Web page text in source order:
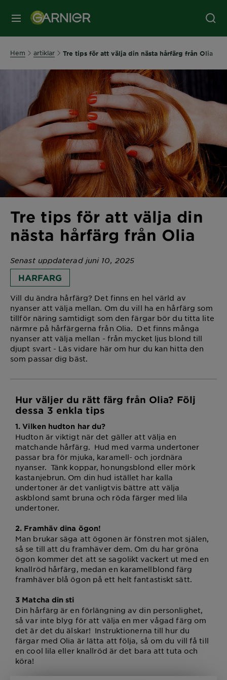
MENY
Hem artiklar Tre tips för att välja din nästa hårfärg från Olia
Tre tips för att välja din
nästa hårfärg från Olia
Senast uppdaterad juni 10, 2025
HARFARG
Vill du ändra hårfärg? Det finns en hel värld av
nyanser att välja mellan. Om du vill ha en hårfärg som
tillför näring samtidigt som den färgar bör du titta lite
närmre på hårfärgerna från Olia. Det finns många
nyanser att välja mellan - från mycket ljus blond till
djupt svart - Läs vidare här om hur du kan hitta den
som passar dig bäst.
Hur väljer du rätt färg från Olia? Följ
dessa 3 enkla tips
1. Vilken hudton har du?
Hudton är viktigt när det gäller att välja en
matchande hårfärg. Hud med varma undertoner
passar bra för mjuka, karamell- och jordnära
nyanser. Tänk koppar, honungsblond eller mörk
kastanjebrun. Om din hud istället har kalla
undertoner är det vanligtvis bättre att välja
askblond samt bruna och röda färger med lila
undertoner.
2. Framhäv dina ögon!
Man brukar säga att ögonen är fönstren mot själen,
så se till att du framhäver dem. Om du har gröna
ögon kommer det att se sagolikt vackert ut med en
knallröd hårfärg, medan en karamellblond färg
framhäver blå ögon på ett helt fantastiskt sätt.
3 Matcha din sti
Din hårfärg är en förlängning av din personlighet,
så var inte blyg för att välja en mer vågad färg om
det är det du älskar! Instruktionerna till hur du
färgar med Olia är lätta att följa, så om du vill få till
en cool lila eller knallröd är det bara att tuta och
köra!